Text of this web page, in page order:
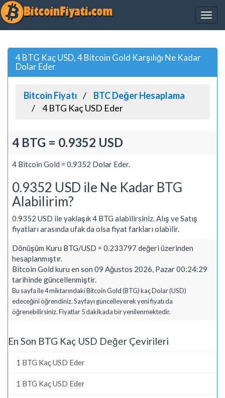
4 BTG Kaç USD, 4 Bitcoin Gold Karşılığı Ne Kadar
Dolar Eder
Bitcoin Fiyatı
BTC Değer Hesaplama
4 BTG Kaç USD Eder
4 BTG = 0.9352 USD
4 Bitcoin Gold = 0.9352 Dolar Eder.
0.9352 USD ile Ne Kadar BTG
Alabilirim?
0.9352 USD ile yaklaşık 4 BTG alabilirsiniz. Alış ve Satış
fiyatları arasında ufak da olsa fiyat farkları olabilir.
Dönüşüm Kuru BTG/USD = 0.233797 değeri üzerinden
hesaplanmıştır.
Bitcoin Gold kuru en son 09 Ağustos 2026, Pazar 00:24:29
tarihinde güncellenmiştir.
Bu sayfa ile 4 miktarındaki Bitcoin Gold (BTG) kaç Dolar (USD)
edeceğini öğrendiniz. Sayfayı güncelleyerek yeni fiyatı da
öğrenebilirsiniz. Fiyatlar 5 dakikada bir yenilenmektedir.
En Son BTG Kaç USD Değer Çevirileri
1 BTG Kaç USD Eder
1 BTG Kaç USD Eder